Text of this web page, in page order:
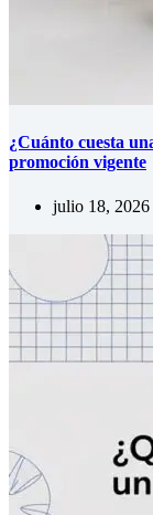
¿Cuánto cuesta
promoción vigente
julio 18, 2026